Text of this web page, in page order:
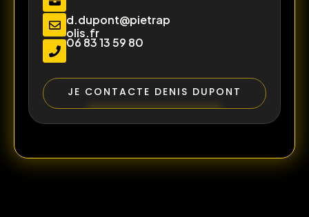
d.dupont@pietrap
olis.fr
06 83 13 59 80
JE CONTACTE DENIS DUPONT